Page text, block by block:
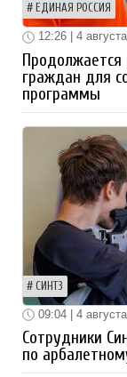
ЕДИНАЯ РОССИЯ
12:26 | 4 августа
Продолжается
граждан для
программы
СИНТЗ
09:04 | 4 августа
Сотрудники
по